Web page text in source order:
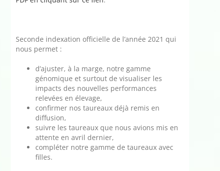
Seconde indexation officielle de l’année 2021 qui
nous permet :
d’ajuster, à la marge, notre gamme
génomique et surtout de visualiser les
impacts des nouvelles performances
relevées en élevage,
confirmer nos taureaux déjà remis en
diffusion,
suivre les taureaux que nous avions mis en
attente en avril dernier,
compléter notre gamme de taureaux avec
filles.